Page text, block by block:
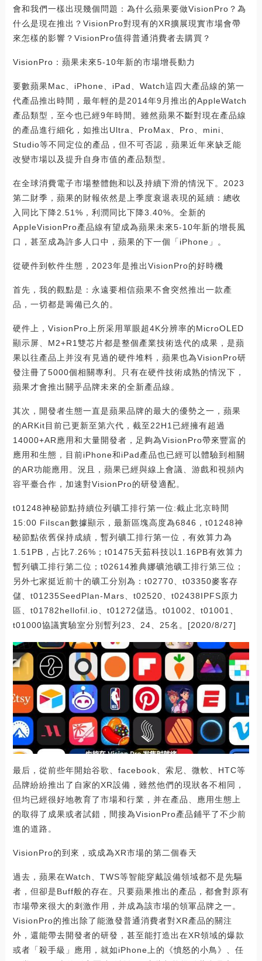
會和我們一樣出現幾個問題：為什么蘋果要做VisionPro？為
什么是現在推出？VisionPro對現有的XR擴展現實市場會帶
來怎樣的影響？VisionPro值得普通消費者去購買？
VisionPro：蘋果未來5-10年新的市場增長動力
要數蘋果Mac、iPhone、iPad、Watch這四大產品線的第一
代產品推出時間，最年輕的是2014年9月推出的AppleWatch
產品類型，至今也已經9年時間。雖然蘋果不斷對現在產品線
的產品進行細化，如推出Ultra、ProMax、Pro、mini、
Studio等不同定位的產品，但不可否認，蘋果近年來缺乏能
改變市場以及提升自身市值的產品類型。
在全球消費電子市場整體飽和以及持續下滑的情況下。2023
第二財季，蘋果的財報依然是上季度衰退表現的延續：總收
入同比下降2.51%，利潤同比下降3.40%。全新的
AppleVisionPro產品線有望成為蘋果未來5-10年新的增長風
口，甚至成為許多人口中，蘋果的下一個「iPhone」。
從硬件到軟件生態，2023年是推出VisionPro的好時機
首先，我的觀點是：永遠要相信蘋果不會突然推出一款產
品，一切都是籌備已久的。
硬件上，VisionPro上所采用單眼超4K分辨率的MicroOLED
顯示屏、M2+R1雙芯片都是整個產業技術迭代的成果，是蘋
果以往產品上并沒有見過的硬件堆料，蘋果也為VisionPro研
發注冊了5000個相關專利。只有在硬件技術成熟的情況下，
蘋果才會推出關乎品牌未來的全新產品線。
其次，開發者生態一直是蘋果品牌的最大的優勢之一，蘋果
的ARKit目前已更新至第六代，截至22H1已經擁有超過
14000+AR應用和大量開發者，足夠為VisionPro帶來豐富的
應用和生態，目前iPhone和iPad產品也已經可以體驗到相關
的AR功能應用。況且，蘋果已經與線上會議、游戲和視頻內
容平臺合作，加速對VisionPro的研發適配。
t01248神秘節點持續位列礦工排行第一位:截止北京時間
15:00 Filscan數據顯示，最新區塊高度為6846，t01248神
秘節點依舊保持成績，暫列礦工排行第一位，有效算力為
1.51PB，占比7.26%；t01475天茹科技以1.16PB有效算力
暫列礦工排行第二位；t02614雅典娜礦池礦工排行第三位；
另外七家挺近前十的礦工分別為：t02770、t03350麥客存
儲、t01235SeedPlan-Mars、t02520、t02438IPFS原力
區、t01782hellofil.io、t01272儲迅。t01002、t01001、
t01000協議實驗室分別暫列23、24、25名。[2020/8/27]
最后，從前些年開始谷歌、facebook、索尼、微軟、HTC等
品牌紛紛推出了自家的XR設備，雖然他們的現狀各不相同，
但均已經很好地教育了市場和行業，并在產品、應用生態上
的取得了成果或者試錯，間接為VisionPro產品鋪平了不少前
進的道路。
VisionPro的到來，或成為XR市場的第二個春天
過去，蘋果在Watch、TWS等智能穿戴設備領域都不是先驅
者，但卻是Buff般的存在。只要蘋果推出的產品，都會對原有
市場帶來很大的刺激作用，并成為該市場的領軍品牌之一。
VisionPro的推出除了能激發普通消費者對XR產品的關注
外，還能帶去開發者的研發，甚至能打造出在XR領域的爆款
或者「殺手級」應用，就如iPhone上的《憤怒的小鳥》、任